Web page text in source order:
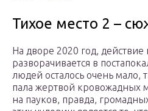
Тихое место 2 –
На дворе 2020 год, действие
разворачивается в
людей осталось очень мало,
пала жертвой кровожадных
на пауков, правда,